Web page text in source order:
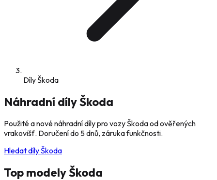
Díly Škoda
Náhradní dílyŠkoda
Použité a nové náhradní díly pro vozyŠkodaod ověřených
vrakovišť. Doručení do 5 dnů, záruka funkčnosti.
Hledat dílyŠkoda
Top modelyŠkoda